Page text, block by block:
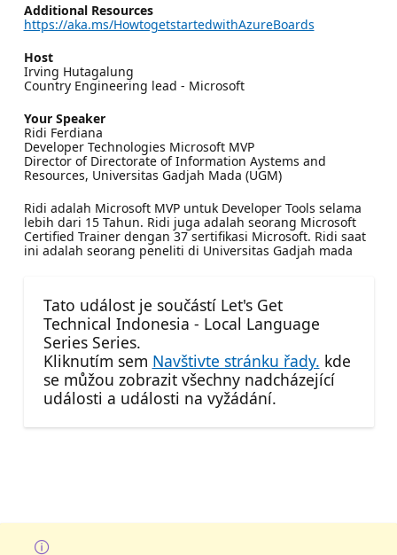
Additional Resources
https://aka.ms/HowtogetstartedwithAzureBoards
Host
Irving Hutagalung
Country Engineering lead - Microsoft
Your Speaker
Ridi Ferdiana
Developer Technologies Microsoft MVP
Director of Directorate of Information Aystems and
Resources, Universitas Gadjah Mada (UGM)
Ridi adalah Microsoft MVP untuk Developer Tools selama
lebih dari 15 Tahun. Ridi juga adalah seorang Microsoft
Certified Trainer dengan 37 sertifikasi Microsoft. Ridi saat
ini adalah seorang peneliti di Universitas Gadjah mada
Tato událost je součástí Let's Get
Technical Indonesia - Local Language
Series Series.
Kliknutím sem Navštivte stránku řady. kde
se můžou zobrazit všechny nadcházející
události a události na vyžádání.